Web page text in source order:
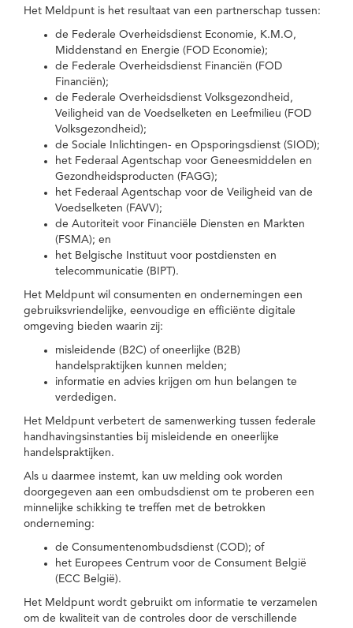
Het Meldpunt is het resultaat van een partnerschap tussen:
de Federale Overheidsdienst Economie, K.M.O,
Middenstand en Energie (FOD Economie);
de Federale Overheidsdienst Financiën (FOD
Financiën);
de Federale Overheidsdienst Volksgezondheid,
Veiligheid van de Voedselketen en Leefmilieu (FOD
Volksgezondheid);
de Sociale Inlichtingen- en Opsporingsdienst (SIOD);
het Federaal Agentschap voor Geneesmiddelen en
Gezondheidsproducten (FAGG);
het Federaal Agentschap voor de Veiligheid van de
Voedselketen (FAVV);
de Autoriteit voor Financiële Diensten en Markten
(FSMA); en
het Belgische Instituut voor postdiensten en
telecommunicatie (BIPT).
Het Meldpunt wil consumenten en ondernemingen een
gebruiksvriendelijke, eenvoudige en efficiënte digitale
omgeving bieden waarin zij:
misleidende (B2C) of oneerlijke (B2B)
handelspraktijken kunnen melden;
informatie en advies krijgen om hun belangen te
verdedigen.
Het Meldpunt verbetert de samenwerking tussen federale
handhavingsinstanties bij misleidende en oneerlijke
handelspraktijken.
Als u daarmee instemt, kan uw melding ook worden
doorgegeven aan een ombudsdienst om te proberen een
minnelijke schikking te treffen met de betrokken
onderneming:
de Consumentenombudsdienst (COD); of
het Europees Centrum voor de Consument België
(ECC België).
Het Meldpunt wordt gebruikt om informatie te verzamelen
om de kwaliteit van de controles door de verschillende